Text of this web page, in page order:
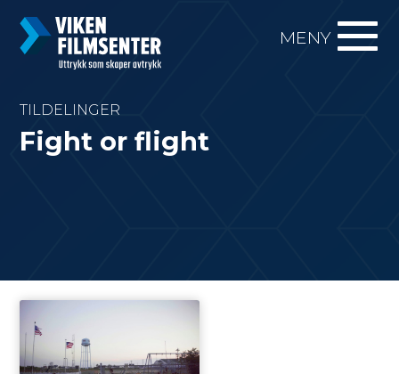
MENY
TILDELINGER
Fight or flight